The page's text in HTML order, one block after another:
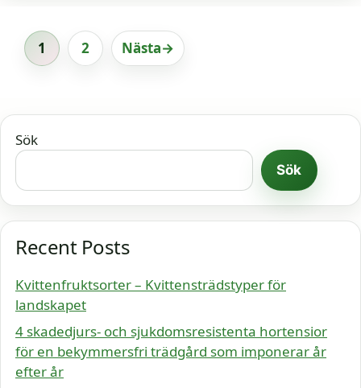
Sida
1 Sida
2 Nästa→
Sök
Sök
Recent Posts
Kvittenfruktsorter – Kvittensträdstyper för
landskapet
4 skadedjurs- och sjukdomsresistenta hortensior
för en bekymmersfri trädgård som imponerar år
efter år